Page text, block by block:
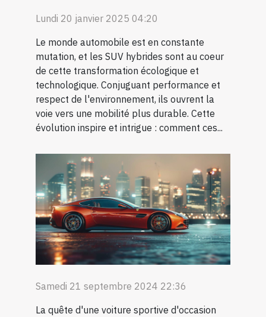
Lundi 20 janvier 2025 04:20
Le monde automobile est en constante
mutation, et les SUV hybrides sont au coeur
de cette transformation écologique et
technologique. Conjuguant performance et
respect de l'environnement, ils ouvrent la
voie vers une mobilité plus durable. Cette
évolution inspire et intrigue : comment ces...
Samedi 21 septembre 2024 22:36
La quête d'une voiture sportive d'occasion